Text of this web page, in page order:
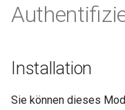
r
d
Examples
Examples
Verwendung:
sicheres Token,
Format und
ada
Sicherheit
NGINX-MOD -
RHEL
Tengine Webserver -
Installation
Sie können dieses